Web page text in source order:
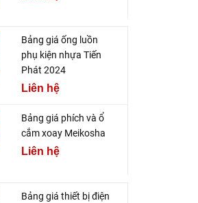
Bảng giá ống luồn
phụ kiện nhựa Tiến
Phát 2024
Liên hệ
Bảng giá phích và ổ
cắm xoay Meikosha
Liên hệ
Bảng giá thiết bị điện